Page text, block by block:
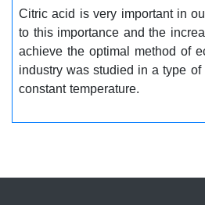
Citric acid is very important in
to this importance and the
achieve the optimal method of
industry was studied in a type
constant temperature.